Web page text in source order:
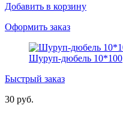
Добавить в корзину
Оформить заказ
Шуруп-дюбель 10*100
Быстрый заказ
30 руб.